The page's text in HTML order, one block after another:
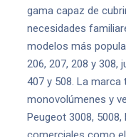
gama capaz de
necesidades
modelos más
206, 207, 208 y
407 y 508. La
monovolúmenes y
Peugeot 3008,